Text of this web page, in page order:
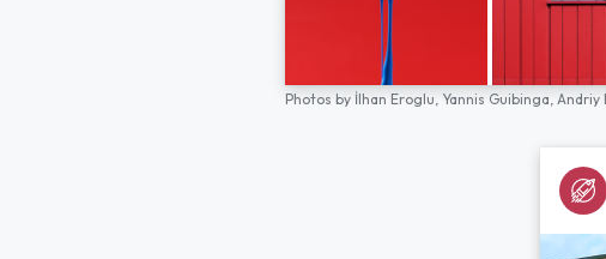
Photos by İlhan Eroglu, Yannis Guibinga, Andriy